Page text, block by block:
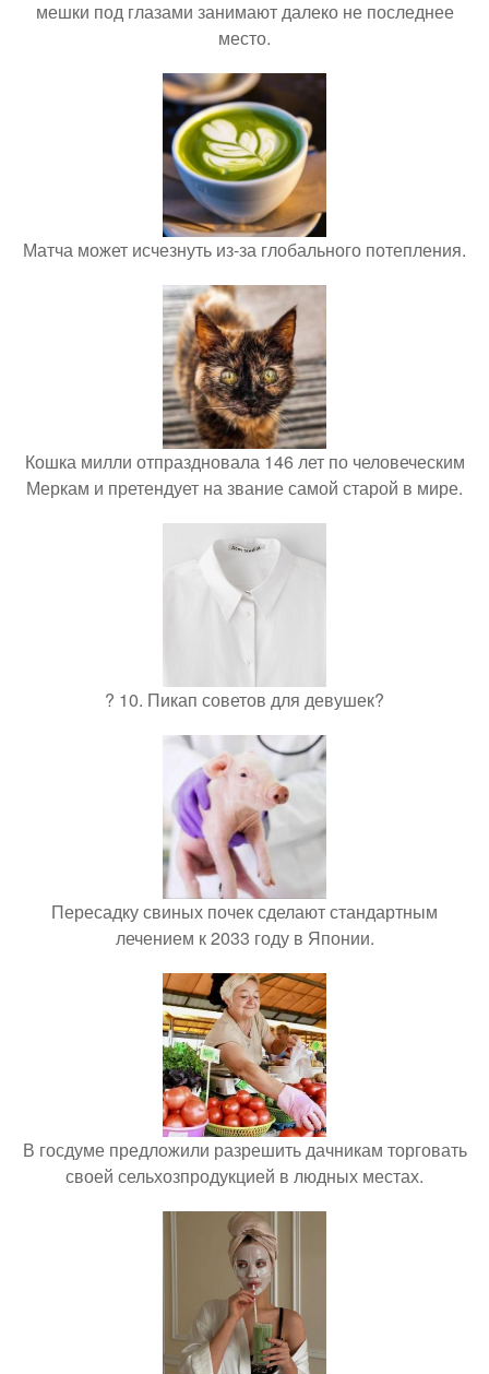
мешки под глазами занимают далеко не последнее
место.
Матча может исчезнуть из-за глобального потепления.
Кошка милли отпраздновала 146 лет по человеческим
Меркам и претендует на звание самой старой в мире.
? 10. Пикап советов для девушек?
Пересадку свиных почек сделают стандартным
лечением к 2033 году в Японии.
В госдуме предложили разрешить дачникам торговать
своей сельхозпродукцией в людных местах.